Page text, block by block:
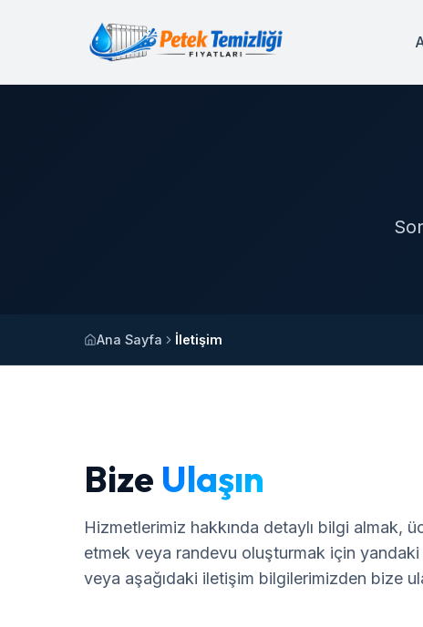
Ana Sayfa İletişim
Bize Ulaşın
Hizmetlerimiz hakkında detaylı bilgi almak,
etmek veya randevu oluşturmak için
veya aşağıdaki iletişim bilgilerimizden bize